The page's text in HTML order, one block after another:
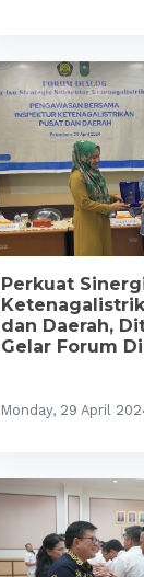
Perkuat
dan Daerah,
Gelar Forum
Monday, 29 April